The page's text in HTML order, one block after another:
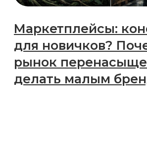
реальность e-commerce